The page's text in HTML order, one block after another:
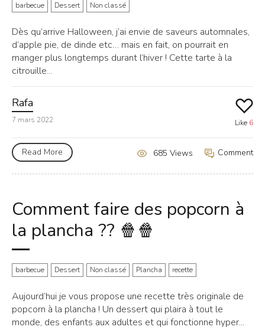
barbecue Dessert Non classé
Dès qu’arrive Halloween, j’ai envie de saveurs automnales,
d’apple pie, de dinde etc… mais en fait, on pourrait en
manger plus longtemps durant l’hiver ! Cette tarte à la
citrouille...
Rafa
7 mars 2022 Like 6
Read More Comment
685 Views
Comment faire des popcorn à
la plancha ?? 🍿🍿
barbecue Dessert Non classé Plancha recette
Aujourd’hui je vous propose une recette très originale de
popcorn à la plancha ! Un dessert qui plaira à tout le
monde, des enfants aux adultes et qui fonctionne hyper...